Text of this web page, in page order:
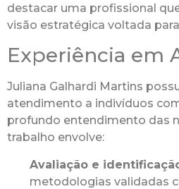
destacar uma profissional
visão estratégica voltada
Experiência em
Juliana Galhardi Martins
atendimento a indivíduos
profundo entendimento das
trabalho envolve:
Avaliação e
metodologias validadas